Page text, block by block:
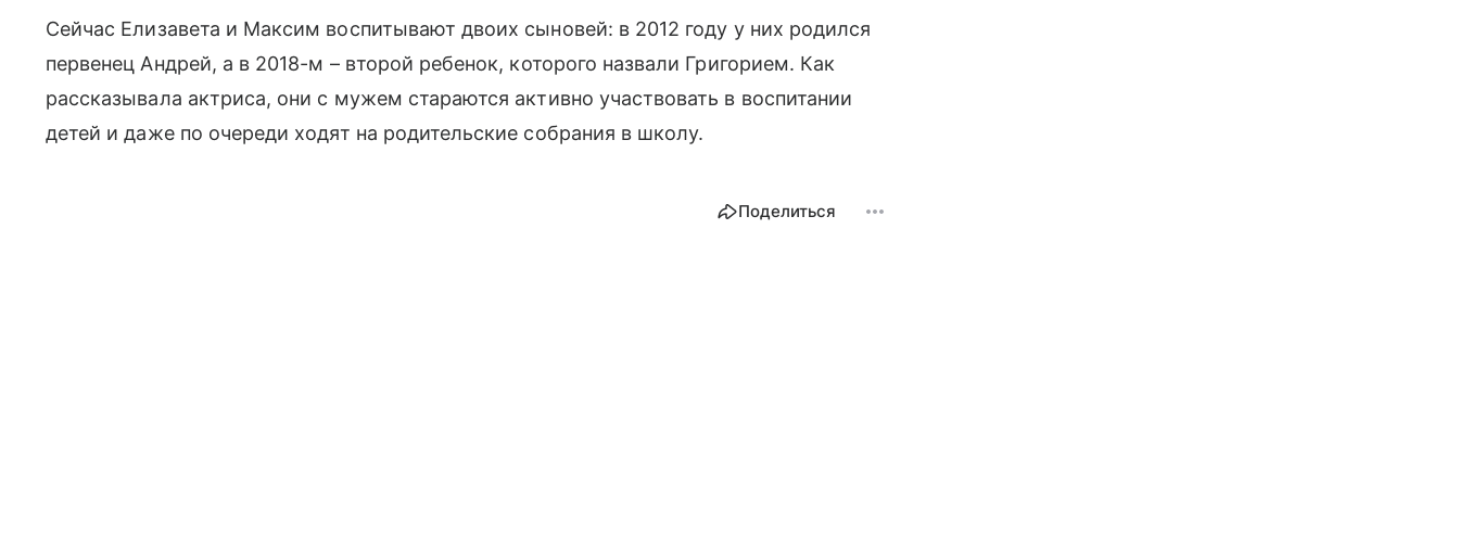
Сейчас Елизавета и Максим воспитывают двоих сыновей: в 2012 году у них родился
первенец Андрей, а в 2018-м – второй ребенок, которого назвали Григорием. Как
рассказывала актриса, они с мужем стараются активно участвовать в воспитании
детей и даже по очереди ходят на родительские собрания в школу.
Поделиться